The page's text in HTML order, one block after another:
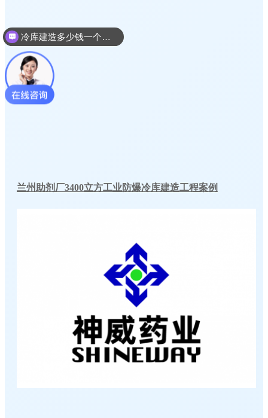
兰州助剂厂3400立方工业防爆冷库建造工程案例
冷库建造多少钱一个平方